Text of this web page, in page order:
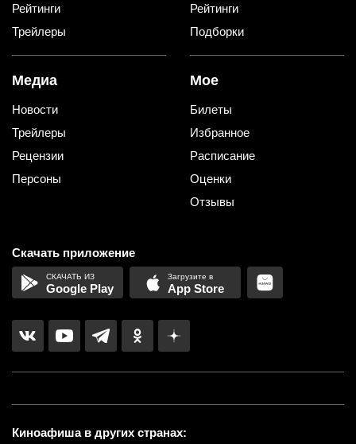
Рейтинги
Трейлеры
Рейтинги
Подборки
Медиа
Новости
Трейлеры
Рецензии
Персоны
Мое
Билеты
Избранное
Расписание
Оценки
Отзывы
Скачать приложение
Google Play App Store
Киноафиша в других странах: